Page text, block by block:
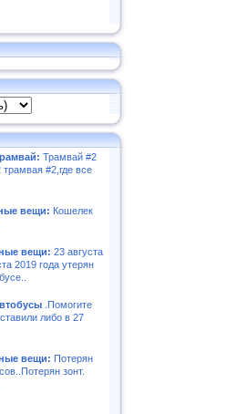
Трамвай #2
#2,где все
вещи: Кошелек
вещи: 23 августа
2019 года утерян
.Помогите
либо в 27
вещи: Потерян
зонт.